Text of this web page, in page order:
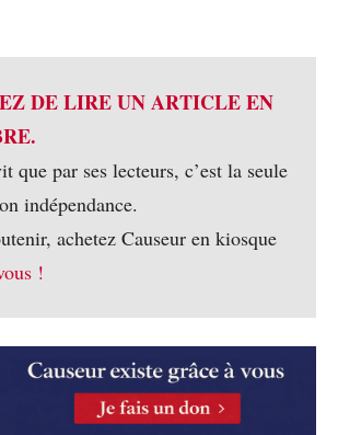
DE LIRE UN ARTICLE EN
que par ses lecteurs, c’est la seule
indépendance.
achetez Causeur en kiosque
!